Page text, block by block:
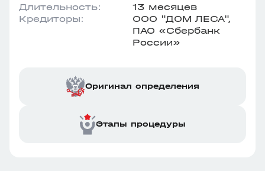
Длительность:
13 месяцев
Кредиторы:
ООО "ДОМ ЛЕСА",
ПАО «Сбербанк
России»
Оригинал определения
Этапы процедуры